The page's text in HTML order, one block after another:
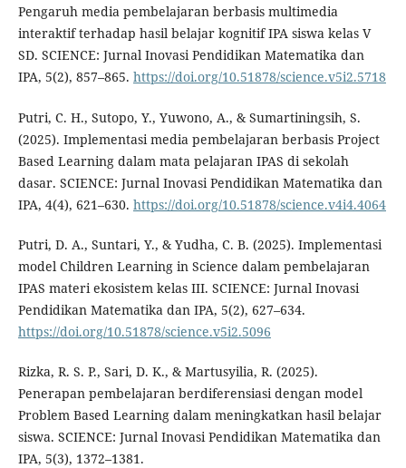
Pengaruh media pembelajaran berbasis multimedia
interaktif terhadap hasil belajar kognitif IPA siswa kelas V
SD. SCIENCE: Jurnal Inovasi Pendidikan Matematika dan
IPA, 5(2), 857–865. https://doi.org/10.51878/science.v5i2.5718
Putri, C. H., Sutopo, Y., Yuwono, A., & Sumartiningsih, S.
(2025). Implementasi media pembelajaran berbasis Project
Based Learning dalam mata pelajaran IPAS di sekolah
dasar. SCIENCE: Jurnal Inovasi Pendidikan Matematika dan
IPA, 4(4), 621–630. https://doi.org/10.51878/science.v4i4.4064
Putri, D. A., Suntari, Y., & Yudha, C. B. (2025). Implementasi
model Children Learning in Science dalam pembelajaran
IPAS materi ekosistem kelas III. SCIENCE: Jurnal Inovasi
Pendidikan Matematika dan IPA, 5(2), 627–634.
https://doi.org/10.51878/science.v5i2.5096
Rizka, R. S. P., Sari, D. K., & Martusyilia, R. (2025).
Penerapan pembelajaran berdiferensiasi dengan model
Problem Based Learning dalam meningkatkan hasil belajar
siswa. SCIENCE: Jurnal Inovasi Pendidikan Matematika dan
IPA, 5(3), 1372–1381.